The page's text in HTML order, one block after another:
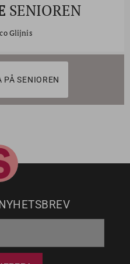
SENIOREN
Glijnis
PÅ SENIOREN